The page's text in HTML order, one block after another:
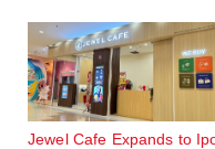
Jewel Cafe Expands to